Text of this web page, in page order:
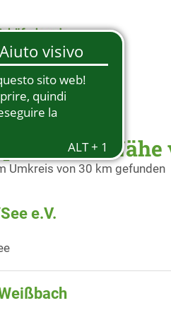
in der Nähe
Umkreis von 30 km gefunden
e.V.